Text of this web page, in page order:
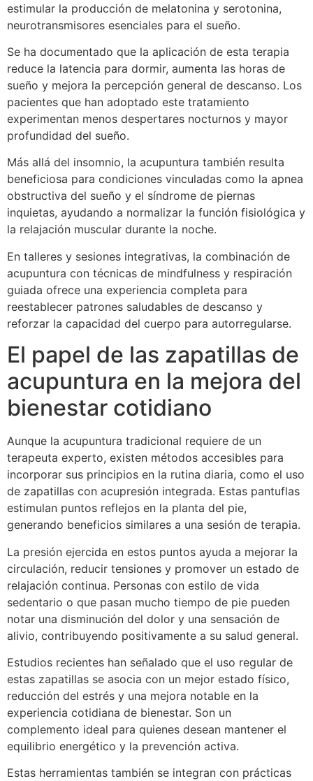
estimular la producción de melatonina y serotonina,
neurotransmisores esenciales para el sueño.
Se ha documentado que la aplicación de esta terapia
reduce la latencia para dormir, aumenta las horas de
sueño y mejora la percepción general de descanso. Los
pacientes que han adoptado este tratamiento
experimentan menos despertares nocturnos y mayor
profundidad del sueño.
Más allá del insomnio, la acupuntura también resulta
beneficiosa para condiciones vinculadas como la apnea
obstructiva del sueño y el síndrome de piernas
inquietas, ayudando a normalizar la función fisiológica y
la relajación muscular durante la noche.
En talleres y sesiones integrativas, la combinación de
acupuntura con técnicas de mindfulness y respiración
guiada ofrece una experiencia completa para
reestablecer patrones saludables de descanso y
reforzar la capacidad del cuerpo para autorregularse.
El papel de las zapatillas de
acupuntura en la mejora del
bienestar cotidiano
Aunque la acupuntura tradicional requiere de un
terapeuta experto, existen métodos accesibles para
incorporar sus principios en la rutina diaria, como el uso
de zapatillas con acupresión integrada. Estas pantuflas
estimulan puntos reflejos en la planta del pie,
generando beneficios similares a una sesión de terapia.
La presión ejercida en estos puntos ayuda a mejorar la
circulación, reducir tensiones y promover un estado de
relajación continua. Personas con estilo de vida
sedentario o que pasan mucho tiempo de pie pueden
notar una disminución del dolor y una sensación de
alivio, contribuyendo positivamente a su salud general.
Estudios recientes han señalado que el uso regular de
estas zapatillas se asocia con un mejor estado físico,
reducción del estrés y una mejora notable en la
experiencia cotidiana de bienestar. Son un
complemento ideal para quienes desean mantener el
equilibrio energético y la prevención activa.
Estas herramientas también se integran con prácticas